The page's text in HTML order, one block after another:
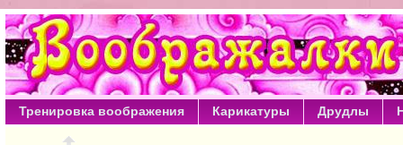
Тренировка воображения Карикатуры Друдлы